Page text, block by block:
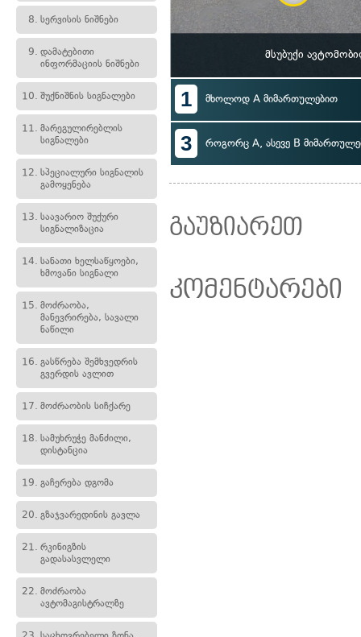
8. სერვისის ნიშნები
9. დამატებითი
ინფორმაციის ნიშნები
10. შუქნიშნის სიგნალები
11. მარეგულირებლის
სიგნალები
12. სპეციალური სიგნალის
გამოყენება
13. საავარიო შუქური
სიგნალიზაცია
14. სანათი ხელსაწყოები,
ხმოვანი სიგნალი
15. მოძრაობა,
მანევრირება, სავალი
ნაწილი
16. გასწრება შემხვედრის
გვერდის ავლით
17. მოძრაობის სიჩქარე
18. სამუხრუჭე მანძილი,
დისტანცია
19. გაჩერება დგომა
20. გზაჯვარედინის გავლა
21. რკინიგზის
გადასასვლელი
22. მოძრაობა
ავტომაგისტრალზე
მსუბუქი
1 მხოლოდ A მიმართულებით
3 როგორც A, ასევე B
გაუზიარეთ
კომენტარები